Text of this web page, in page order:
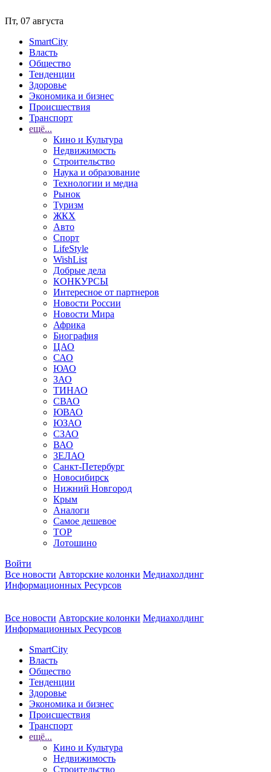
Пт, 07 августа
SmartCity
Власть
Общество
Тенденции
Здоровье
Экономика и бизнес
Происшествия
Транспорт
ещё...
Кино и Культура
Недвижимость
Строительство
Наука и образование
Технологии и медиа
Рынок
Туризм
ЖКХ
Авто
Спорт
LifeStyle
WishList
Добрые дела
КОНКУРСЫ
Интересное от партнеров
Новости России
Новости Мира
Африка
Биография
ЦАО
САО
ЮАО
ЗАО
ТИНАО
СВАО
ЮВАО
ЮЗАО
СЗАО
ВАО
ЗЕЛАО
Санкт-Петербург
Новосибирск
Нижний Новгород
Крым
Аналоги
Самое дешевое
TOP
Лотошино
Войти
Все новости Авторские колонки Медиахолдинг
Информационных Ресурсов
Все новости Авторские колонки Медиахолдинг
Информационных Ресурсов
SmartCity
Власть
Общество
Тенденции
Здоровье
Экономика и бизнес
Происшествия
Транспорт
ещё...
Кино и Культура
Недвижимость
Строительство